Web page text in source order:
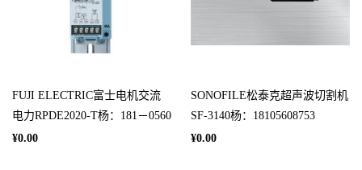
FUJI ELECTRIC富士电机交流
电力RPDE2020-T杨：181－0560
－8753
¥0.00
SONOFILE松泰克超声波切割机
SF-3140杨：18105608753
¥0.00